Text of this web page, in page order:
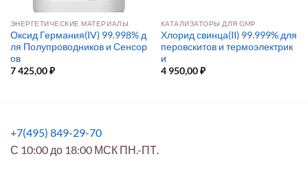
ЭНЕРГЕТИЧЕСКИЕ МАТЕРИАЛЫ
Оксид Германия(IV) 99.998% д
ля Полупроводников и Сенсор
ов
7 425,00₽
КАТАЛИЗАТОРЫ ДЛЯ GMP
Хлорид свинца(II) 99.999% для
перовскитов и термоэлектрик
и
4 950,00₽
+7(495) 849-29-70
С 10:00 до 18:00 МСК ПН.-ПТ.